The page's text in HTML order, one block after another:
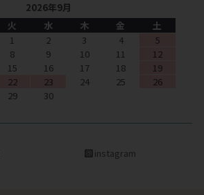
2026年9月
火 水 木 金
土
1
2 3 4
5
8 9 10 11
12
15 16 17 18
19
22 23 24 25
26
29 30
instagram